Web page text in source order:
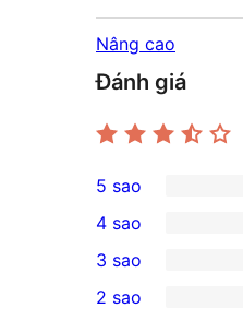
Nâng cao
Đánh giá
2
5-
star
reviews
5 sao
4-
star
4 sao
0
3-
3 sao
2 sao